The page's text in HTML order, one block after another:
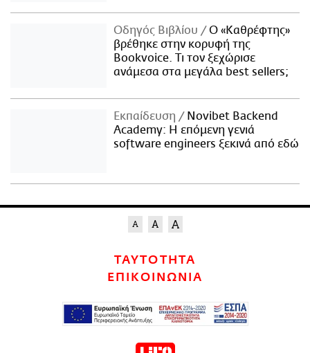
Οδηγός Βιβλίου
Ο «Καθρέφτης»
βρέθηκε στην κορυφή της
Bookvoice. Τι τον ξεχώρισε
ανάμεσα στα μεγάλα best sellers;
Εκπαίδευση
Novibet Backend
Academy: Η επόμενη γενιά
software engineers ξεκινά από εδώ
ΤΑΥΤΟΤΗΤΑ
ΕΠΙΚΟΙΝΩΝΙΑ